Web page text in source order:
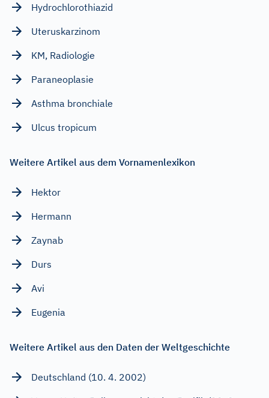
Hydrochlorothiazid
Uteruskarzinom
KM, Radiologie
Paraneoplasie
Asthma bronchiale
Ulcus tropicum
Weitere Artikel aus dem Vornamenlexikon
Hektor
Hermann
Zaynab
Durs
Avi
Eugenia
Weitere Artikel aus den Daten der Weltgeschichte
Deutschland (10. 4. 2002)